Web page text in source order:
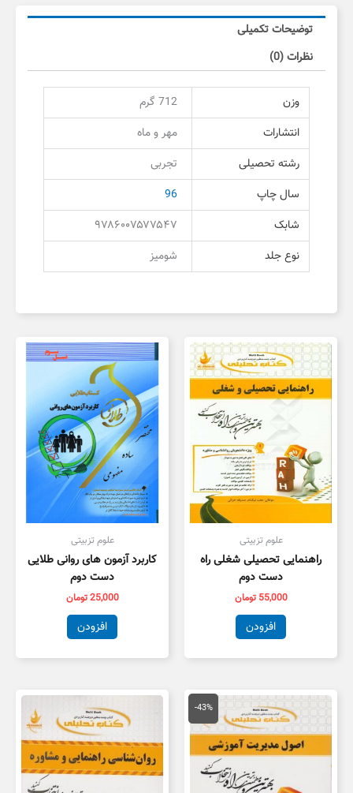
توضیحات تکمیلی
نظرات (0)
وزن
712 گرم
انتشارات
مهر و ماه
رشته تحصیلی
تجربی
سال چاپ
96
شابک
۹۷۸۶۰۰۷۵۷۷۵۴۷
نوع جلد
شومیز
علوم تزبیتی
راهنمایی تحصیلی شغلی راه
دست دوم
55,000 تومان
افزودن
علوم تزبیتی
کاربرد آزمون های روانی طلایی
دست دوم
25,000تومان
افزودن
-43%
قیمت
اصلی
150,000 تومان
بود.
قیمت
فعلی
است.